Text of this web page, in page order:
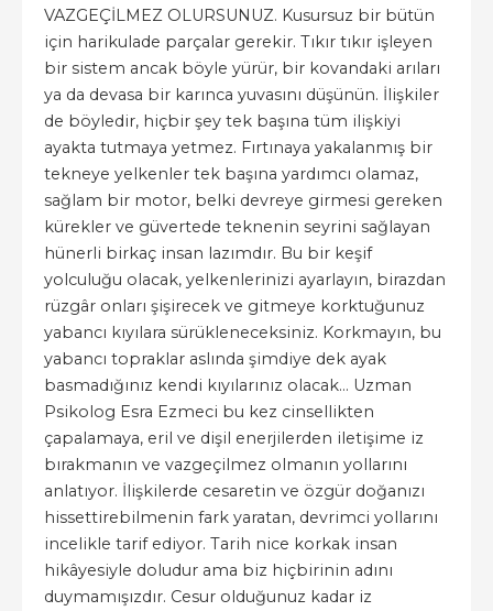
VAZGEÇİLMEZ OLURSUNUZ. Kusursuz bir bütün
için harikulade parçalar gerekir. Tıkır tıkır işleyen
bir sistem ancak böyle yürür, bir kovandaki arıları
ya da devasa bir karınca yuvasını düşünün. İlişkiler
de böyledir, hiçbir şey tek başına tüm ilişkiyi
ayakta tutmaya yetmez. Fırtınaya yakalanmış bir
tekneye yelkenler tek başına yardımcı olamaz,
sağlam bir motor, belki devreye girmesi gereken
kürekler ve güvertede teknenin seyrini sağlayan
hünerli birkaç insan lazımdır. Bu bir keşif
yolculuğu olacak, yelkenlerinizi ayarlayın, birazdan
rüzgâr onları şişirecek ve gitmeye korktuğunuz
yabancı kıyılara sürükleneceksiniz. Korkmayın, bu
yabancı topraklar aslında şimdiye dek ayak
basmadığınız kendi kıyılarınız olacak... Uzman
Psikolog Esra Ezmeci bu kez cinsellikten
çapalamaya, eril ve dişil enerjilerden iletişime iz
bırakmanın ve vazgeçilmez olmanın yollarını
anlatıyor. İlişkilerde cesaretin ve özgür doğanızı
hissettirebilmenin fark yaratan, devrimci yollarını
incelikle tarif ediyor. Tarih nice korkak insan
hikâyesiyle doludur ama biz hiçbirinin adını
duymamışızdır. Cesur olduğunuz kadar iz